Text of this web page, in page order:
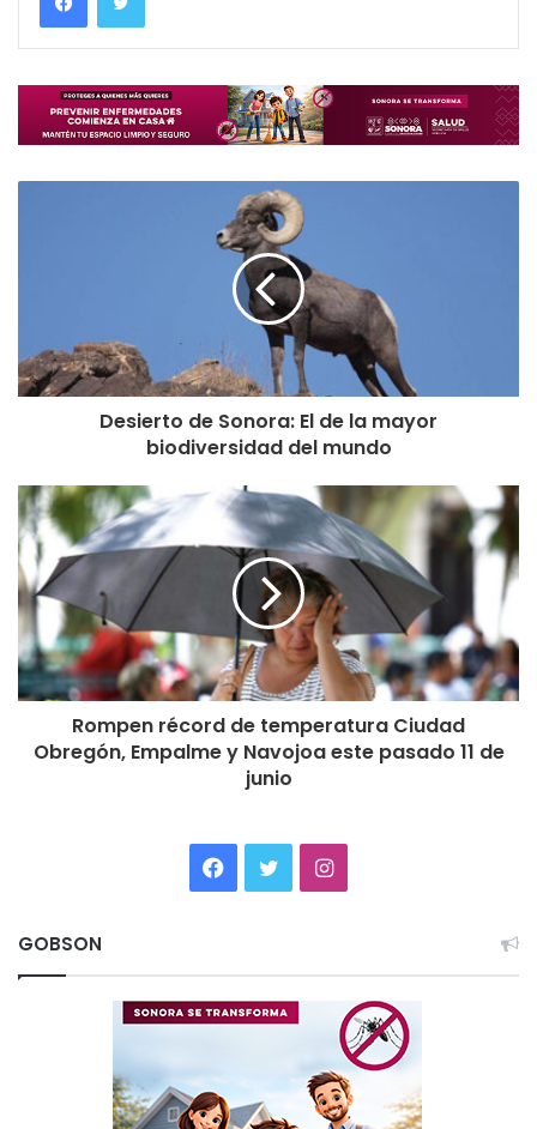
Desierto de Sonora: El de la mayor
biodiversidad del mundo
Rompen récord de temperatura Ciudad
Obregón, Empalme y Navojoa este pasado 11 de
junio
Facebook
TwitterInstagram
GOBSON